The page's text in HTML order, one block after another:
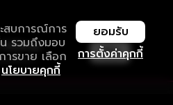
สบการณ์การ
รวมถึงมอบ
ารขาย เลือก
นโยบายคุกกี้
การตั้งค่าคุกกี้
ยอมรับ
ม่มีสะดุด
มที่ดีกว่า เปิด